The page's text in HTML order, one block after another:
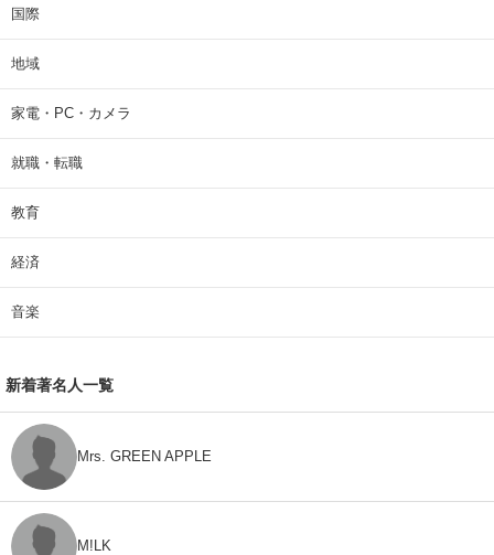
国際
地域
家電・PC・カメラ
就職・転職
教育
経済
音楽
新着著名人一覧
Mrs. GREEN APPLE
M!LK